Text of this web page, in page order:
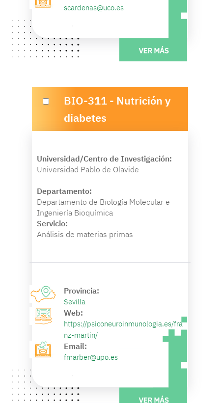
scardenas@uco.es
BIO-311 - Nutrición y
diabetes
Universidad/Centro de Investigación:
Universidad Pablo de Olavide
Departamento:
Departamento de Biología Molecular e
Ingeniería Bioquímica
Servicio:
Análisis de materias primas
Provincia:
Sevilla
Web:
https://psiconeuroinmunologia.es/fra
nz-martin/
Email:
fmarber@upo.es